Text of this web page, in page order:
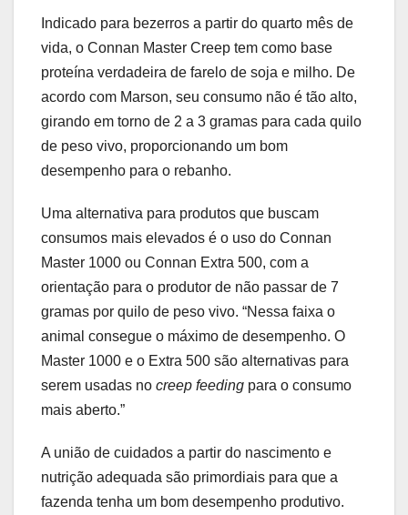
Indicado para bezerros a partir do quarto mês de
vida, o Connan Master Creep tem como base
proteína verdadeira de farelo de soja e milho. De
acordo com Marson, seu consumo não é tão alto,
girando em torno de 2 a 3 gramas para cada quilo
de peso vivo, proporcionando um bom
desempenho para o rebanho.
Uma alternativa para produtos que buscam
consumos mais elevados é o uso do Connan
Master 1000 ou Connan Extra 500, com a
orientação para o produtor de não passar de 7
gramas por quilo de peso vivo. “Nessa faixa o
animal consegue o máximo de desempenho. O
Master 1000 e o Extra 500 são alternativas para
serem usadas no creep feeding para o consumo
mais aberto.”
A união de cuidados a partir do nascimento e
nutrição adequada são primordiais para que a
fazenda tenha um bom desempenho produtivo.